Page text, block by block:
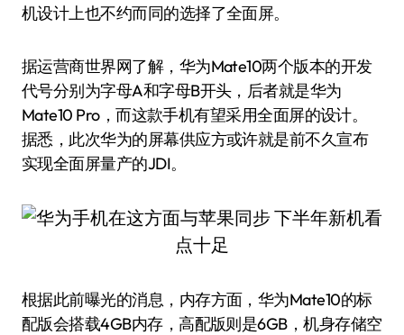
机设计上也不约而同的选择了全面屏。
据运营商世界网了解，华为Mate10两个版本的开发
代号分别为字母A和字母B开头，后者就是华为
Mate10 Pro，而这款手机有望采用全面屏的设计。
据悉，此次华为的屏幕供应方或许就是前不久宣布
实现全面屏量产的JDI。
根据此前曝光的消息，内存方面，华为Mate10的标
配版会搭载4GB内存，高配版则是6GB，机身存储空